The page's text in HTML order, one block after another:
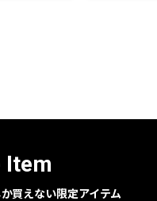
Item
買えない限定アイテム